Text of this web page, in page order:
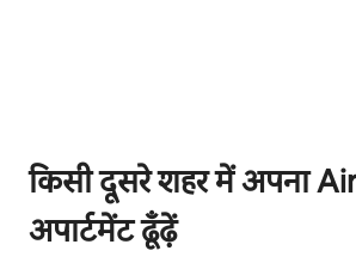
किसी दूसरे शहर में अपना
अपार्टमेंट ढूँढ़ें